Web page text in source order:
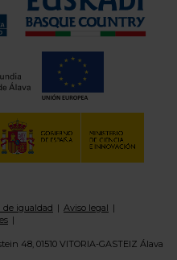
de igualdad
Aviso legal
48, 01510 VITORIA-GASTEIZ Álava